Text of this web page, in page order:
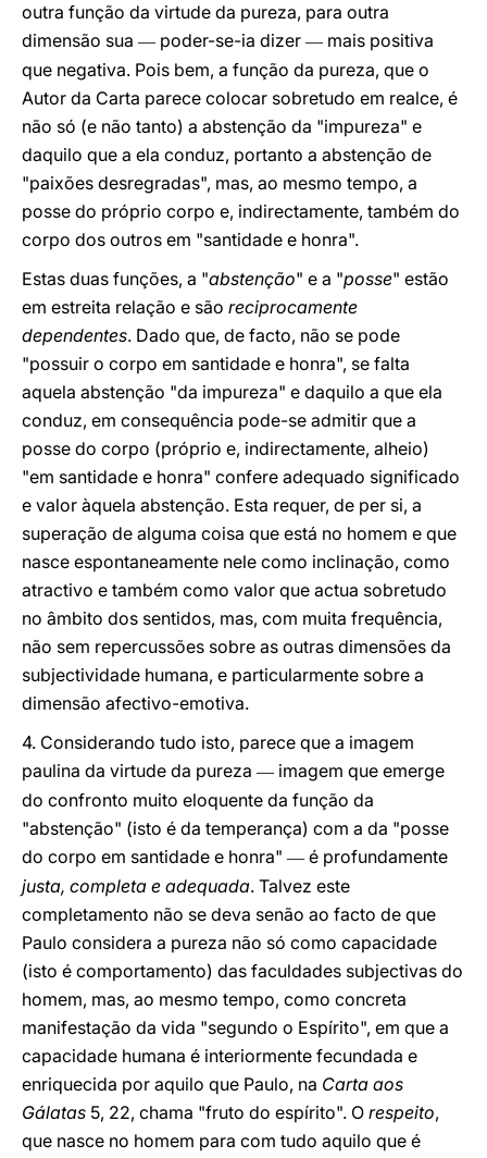
outra função da virtude da pureza, para outra
dimensão sua — poder-se-ia dizer — mais positiva
que negativa. Pois bem, a função da pureza, que o
Autor da Carta parece colocar sobretudo em realce, é
não só (e não tanto) a abstenção da "impureza" e
daquilo que a ela conduz, portanto a abstenção de
"paixões desregradas", mas, ao mesmo tempo, a
posse do próprio corpo e, indirectamente, também do
corpo dos outros em "santidade e honra".
Estas duas funções, a "abstenção" e a "posse" estão
em estreita relação e são reciprocamente
dependentes. Dado que, de facto, não se pode
"possuir o corpo em santidade e honra", se falta
aquela abstenção "da impureza" e daquilo a que ela
conduz, em consequência pode-se admitir que a
posse do corpo (próprio e, indirectamente, alheio)
"em santidade e honra" confere adequado significado
e valor àquela abstenção. Esta requer, de per si, a
superação de alguma coisa que está no homem e que
nasce espontaneamente nele como inclinação, como
atractivo e também como valor que actua sobretudo
no âmbito dos sentidos, mas, com muita frequência,
não sem repercussões sobre as outras dimensões da
subjectividade humana, e particularmente sobre a
dimensão afectivo-emotiva.
4. Considerando tudo isto, parece que a imagem
paulina da virtude da pureza — imagem que emerge
do confronto muito eloquente da função da
"abstenção" (isto é da temperança) com a da "posse
do corpo em santidade e honra" — é profundamente
justa, completa e adequada. Talvez este
completamento não se deva senão ao facto de que
Paulo considera a pureza não só como capacidade
(isto é comportamento) das faculdades subjectivas do
homem, mas, ao mesmo tempo, como concreta
manifestação da vida "segundo o Espírito", em que a
capacidade humana é interiormente fecundada e
enriquecida por aquilo que Paulo, na Carta aos
Gálatas 5, 22, chama "fruto do espírito". O respeito,
que nasce no homem para com tudo aquilo que é